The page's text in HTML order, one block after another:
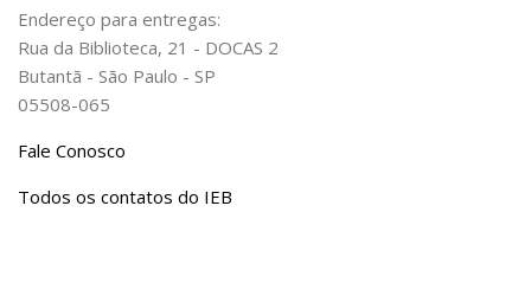
Endereço para entregas:
Rua da Biblioteca, 21 - DOCAS 2
Butantã - São Paulo - SP
05508-065
Fale Conosco
Todos os contatos do IEB